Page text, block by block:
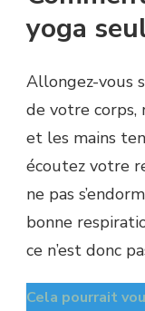
yoga
Allongez-vous
de votre corps,
et les mains
écoutez votre
ne pas
bonne
ce n’est donc
Cela pourrait